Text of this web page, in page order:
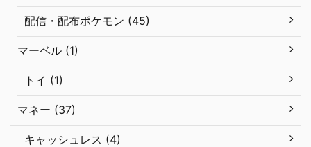
配信・配布ポケモン (45)
マーベル (1)
トイ (1)
マネー (37)
キャッシュレス (4)